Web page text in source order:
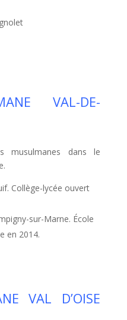
VAL-DE-
musulmanes dans le
Collège-lycée ouvert
sur-Marne. École
en 2014.
VAL D’OISE